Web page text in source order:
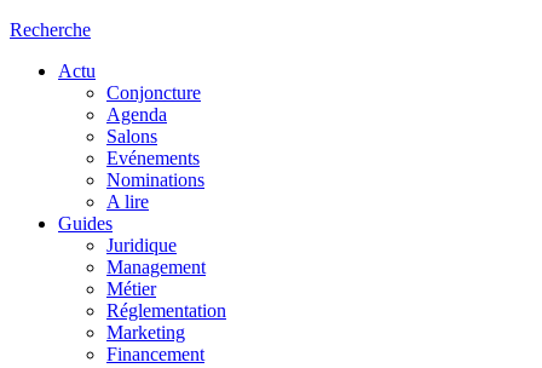
Recherche
Actu
Conjoncture
Agenda
Salons
Evénements
Nominations
A lire
Guides
Juridique
Management
Métier
Réglementation
Marketing
Financement